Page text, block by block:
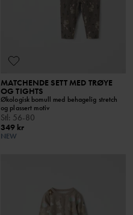
MATCHENDE SETT MED TRØYE
OG TIGHTS
Økologisk bomull med behagelig stretch
og plassert motiv
Stl: 56-80
349 kr
NEW